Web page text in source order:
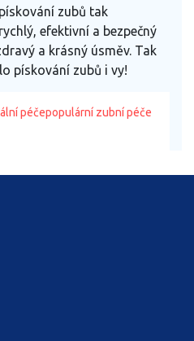
zubů tak
efektivní a bezpečný
a krásný úsměv. Tak
pískování zubů i vy!
péčepopulární zubní péče